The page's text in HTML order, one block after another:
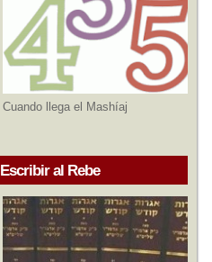
Cuando llega el Mashíaj
Escribir al Rebe